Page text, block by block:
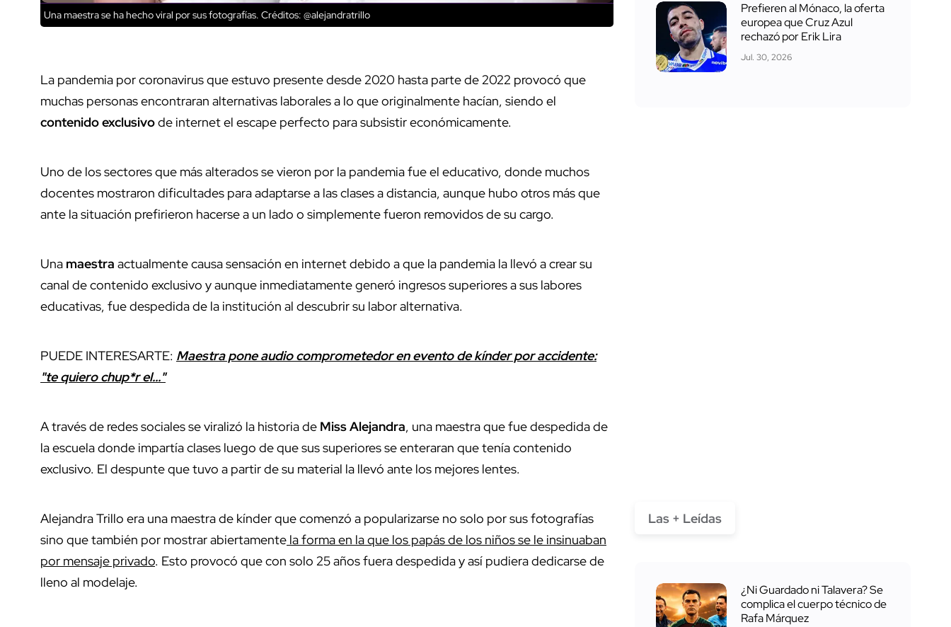
Una maestra se ha hecho viral por sus fotografías. Créditos: @alejandratrillo
La pandemia por coronavirus que estuvo presente desde 2020 hasta parte de 2022 provocó que
muchas personas encontraran alternativas laborales a lo que originalmente hacían, siendo el
contenido exclusivode internet el escape perfecto para subsistir económicamente.
Uno de los sectores que más alterados se vieron por la pandemia fue el educativo, donde muchos
docentes mostraron dificultades para adaptarse a las clases a distancia, aunque hubo otros más que
ante la situación prefirieron hacerse a un lado o simplemente fueron removidos de su cargo.
Una maestra actualmente causa sensación en internet debido a que la pandemia la llevó a crear su
canal de contenido exclusivo y aunque inmediatamente generó ingresos superiores a sus labores
educativas, fue despedida de la institución al descubrir su labor alternativa.
PUEDE INTERESARTE: Maestra pone audio comprometedor en evento de kínder por accidente:
"te quiero chup*r el..."
A través de redes sociales se viralizó la historia de Miss Alejandra, una maestra que fue despedida de
la escuela donde impartía clases luego de que sus superiores se enteraran que tenía contenido
exclusivo. El despunte que tuvo a partir de su material la llevó ante los mejores lentes.
Alejandra Trillo era una maestra de kínder que comenzó a popularizarse no solo por sus fotografías
sino que también por mostrar abiertamente la forma en la que los papás de los niños se le insinuaban
por mensaje privado. Esto provocó que con solo 25 años fuera despedida y así pudiera dedicarse de
lleno al modelaje.
Prefieren al Mónaco, la oferta
europea que Cruz Azul
rechazó por Erik Lira
Jul. 30, 2026
Las + Leídas
¿Ni Guardado ni Talavera? Se
complica el cuerpo técnico de
Rafa Márquez